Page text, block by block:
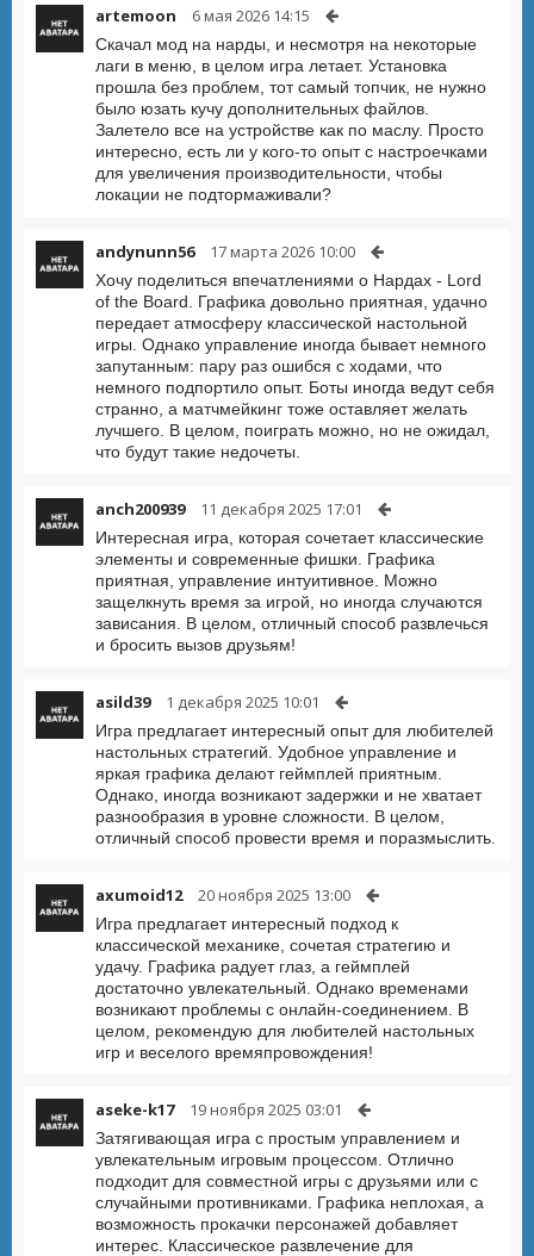
artemoon 6 мая 2026 14:15
Скачал мод на нарды, и несмотря на некоторые
лаги в меню, в целом игра летает. Установка
прошла без проблем, тот самый топчик, не нужно
было юзать кучу дополнительных файлов.
Залетело все на устройстве как по маслу. Просто
интересно, есть ли у кого-то опыт с настроечками
для увеличения производительности, чтобы
локации не подтормаживали?
andynunn56 17 марта 2026 10:00
Хочу поделиться впечатлениями о Нардах - Lord
of the Board. Графика довольно приятная, удачно
передает атмосферу классической настольной
игры. Однако управление иногда бывает немного
запутанным: пару раз ошибся с ходами, что
немного подпортило опыт. Боты иногда ведут себя
странно, а матчмейкинг тоже оставляет желать
лучшего. В целом, поиграть можно, но не ожидал,
что будут такие недочеты.
anch200939 11 декабря 2025 17:01
Интересная игра, которая сочетает классические
элементы и современные фишки. Графика
приятная, управление интуитивное. Можно
защелкнуть время за игрой, но иногда случаются
зависания. В целом, отличный способ развлечься
и бросить вызов друзьям!
asild39 1 декабря 2025 10:01
Игра предлагает интересный опыт для любителей
настольных стратегий. Удобное управление и
яркая графика делают геймплей приятным.
Однако, иногда возникают задержки и не хватает
разнообразия в уровне сложности. В целом,
отличный способ провести время и поразмыслить.
axumoid12 20 ноября 2025 13:00
Игра предлагает интересный подход к
классической механике, сочетая стратегию и
удачу. Графика радует глаз, а геймплей
достаточно увлекательный. Однако временами
возникают проблемы с онлайн-соединением. В
целом, рекомендую для любителей настольных
игр и веселого времяпровождения!
aseke-k17 19 ноября 2025 03:01
Затягивающая игра с простым управлением и
увлекательным игровым процессом. Отлично
подходит для совместной игры с друзьями или с
случайными противниками. Графика неплохая, а
возможность прокачки персонажей добавляет
интерес. Классическое развлечение для